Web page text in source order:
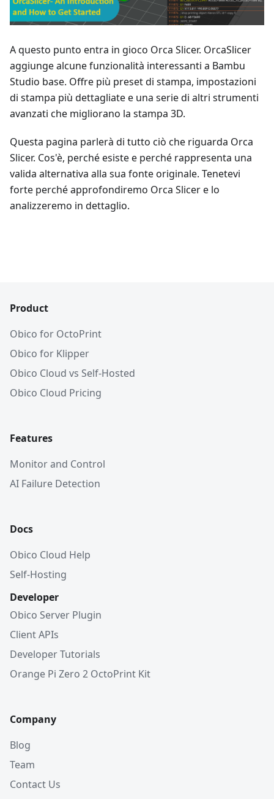
A questo punto entra in gioco Orca Slicer. OrcaSlicer
aggiunge alcune funzionalità interessanti a Bambu
Studio base. Offre più preset di stampa, impostazioni
di stampa più dettagliate e una serie di altri strumenti
avanzati che migliorano la stampa 3D.
Questa pagina parlerà di tutto ciò che riguarda Orca
Slicer. Cos'è, perché esiste e perché rappresenta una
valida alternativa alla sua fonte originale. Tenetevi
forte perché approfondiremo Orca Slicer e lo
analizzeremo in dettaglio.
Product
Obico for OctoPrint
Obico for Klipper
Obico Cloud vs Self-Hosted
Obico Cloud Pricing
Features
Monitor and Control
AI Failure Detection
Docs
Obico Cloud Help
Self-Hosting
Developer
Obico Server Plugin
Client APIs
Developer Tutorials
Orange Pi Zero 2 OctoPrint Kit
Company
Blog
Team
Contact Us